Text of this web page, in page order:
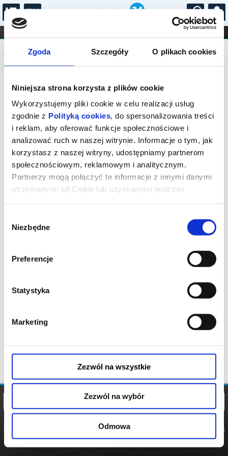
Zgoda Szczegóły O plikach cookies
Niniejsza strona korzysta z plików cookie
Wykorzystujemy pliki cookie w celu realizacji usług
zgodnie z Polityką cookies, do spersonalizowania treści
i reklam, aby oferować funkcje społecznościowe i
analizować ruch w naszej witrynie. Informacje o tym, jak
korzystasz z naszej witryny, udostępniamy partnerom
społecznościowym, reklamowym i analitycznym.
Partnerzy mogą połączyć te informacje z innymi danymi
otrzymanymi od Ciebie lub uzyskanymi podczas
zgody
Niezbędne
Preferencje
Statystyka
Marketing
Zezwól na wszystkie
Zezwól na wybór
Odmowa
...
FILHARMONIA OPERA I BALET
STAND-UP
DLA DZIECI
Komunikat
Sprzedaż on-line została zakończona,
sprawdź dostępność biletów w kasie.
POLITYKA
POLITYKA